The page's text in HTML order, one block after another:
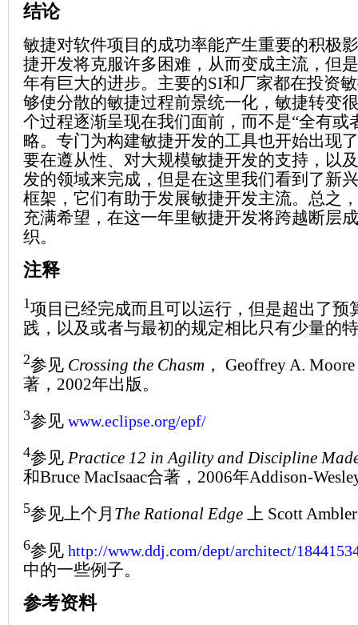
结论
敏捷对软件项目的成功率能产生重要的积极
捷开发将克服许多困难，从而变成主流，但
年有巨大的进步。主要的SI和厂家都在投资
够使分散的敏捷过程前景统一化，敏捷转变
个过程逐渐呈现在我们面前，而不是“全有或
略。专门为构建敏捷开发的工具也开始出现
要在遵从性、对大规模敏捷开发的支持，以
发的领域来完成，但是在这里我们看到了新
框架，它们有助于发展敏捷开发主流。总之
充满希望，在这一年里敏捷开发将跨越断层
织。
注释
1项目已经完成而且可以运行，但是超出了预
践，以及或者与最初的规定相比只有少量的
2参见 Crossing the Chasm ， Geoffrey A.
著，2002年出版。
3参见 www.eclipse.org/epf/
4参见 Practice 12 in Agility and Discipline
和Bruce MacIsaac合著，2006年Addison-
5参见上个月 The Rational Edge 上 Scott
6参见 http://www.ddj.com/dept/architect/
中的一些例子。
参考资料